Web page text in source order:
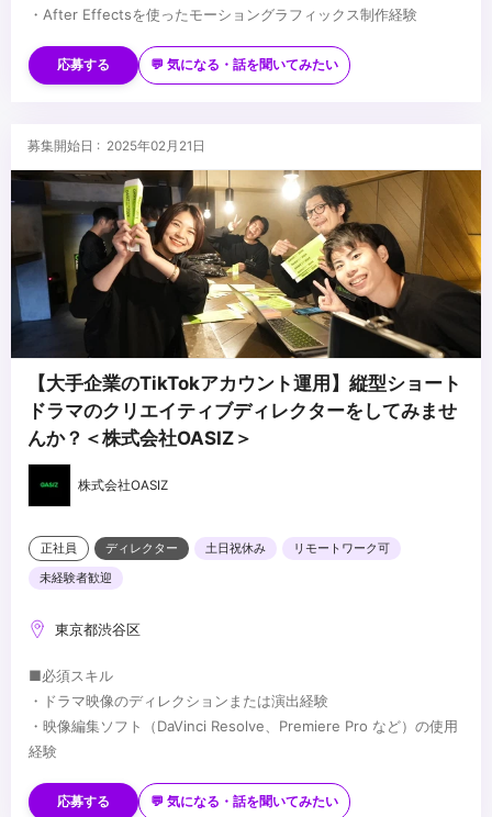
・After Effectsを使ったモーショングラフィックス制作経験
・Davinci Resolve使用経験
・LEDビジョン、カメラ、照明に関する知識・経験
■求める人物像
・バーチャル撮影（バーチャルプロダクション）をはじめとした新
しい技術に興味があり、トライ＆エラーできる方
・監督や撮影監督、美術部門などの各チームとの密な連携が可能で
あること（要コミュニケーションスキル）
・幅広い制作業務に柔軟に対応頂ける方
応募する 💬 気になる・話を聞いてみたい
募集開始日 : 2025年02月21日
【大手企業のTikTokアカウント運用】縦型ショート
ドラマのクリエイティブディレクターをしてみませ
んか？＜株式会社OASIZ＞
株式会社OASIZ
正社員 ディレクター 土日祝休み
リモートワーク可
未経験者歓迎
東京都渋谷区
■必須スキル
・ドラマ映像のディレクションまたは演出経験
・映像編集ソフト（DaVinci Resolve、Premiere Pro など）の使用
経験
・縦型ショートドラマの制作経験
応募する 💬 気になる・話を聞いてみたい